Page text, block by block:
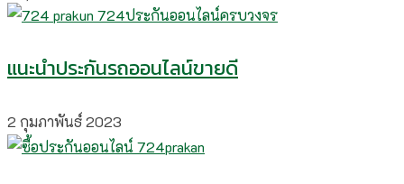
แนะนำประกันรถออนไลน์ขายดี
2 กุมภาพันธ์ 2023